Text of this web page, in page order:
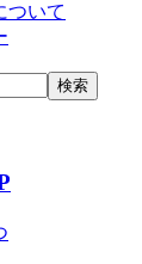
ついて